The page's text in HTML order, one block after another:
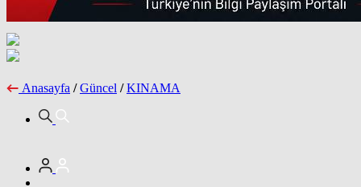
Anasayfa / Güncel / KINAMA